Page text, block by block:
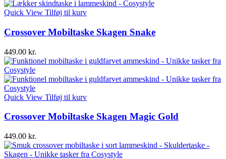
Quick View Tilføj til kurv
Crossover Mobiltaske Skagen Snake
449.00 kr.
Quick View Tilføj til kurv
Crossover Mobiltaske Skagen Magic Gold
449.00 kr.